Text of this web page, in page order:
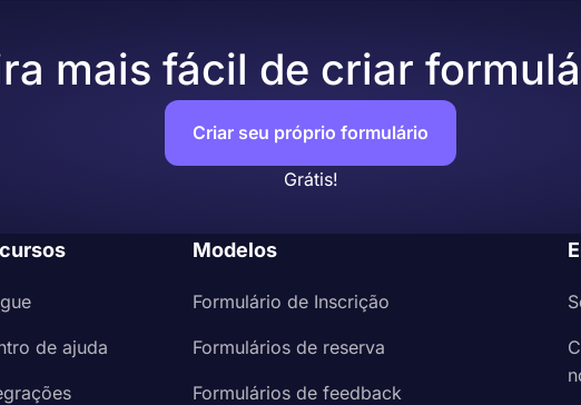
mais fácil de criar
Criar seu próprio formulário
Grátis!
de ajuda
Modelos
Formulário de Inscrição
Formulários de reserva
Formulários de feedback